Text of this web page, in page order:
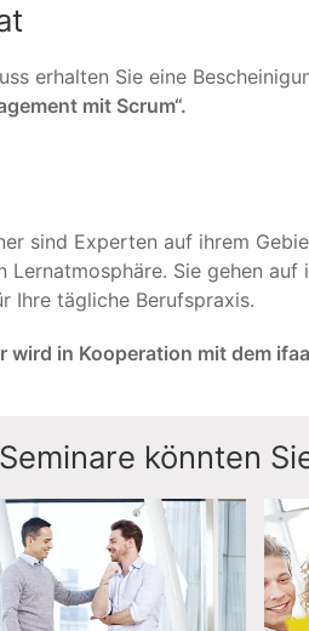
erhalten Sie eine
mit Scrum“.
sind Experten auf ihrem
Lernatmosphäre. Sie gehen
Ihre tägliche Berufspraxis.
wird in Kooperation mit dem
könnten